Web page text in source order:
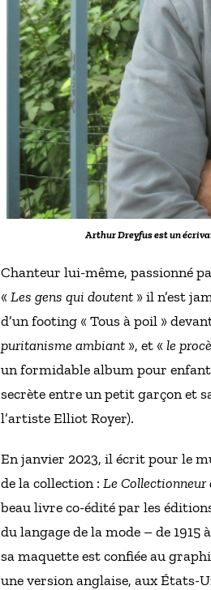
Arthur Dreyfus est un
Chanteur lui-même, passionné
« Les gens qui doutent » il n’est
d’un footing « Tous à poil »
puritanisme ambiant », et « le
un formidable album pour
secrète entre un petit garçon et
l’artiste Elliot Royer).
En janvier 2023, il écrit pour le
de la collection : Le
beau livre co-édité par les
du langage de la mode – de 1915
sa maquette est confiée au
une version anglaise, aux États-